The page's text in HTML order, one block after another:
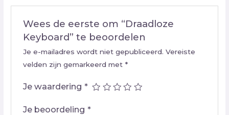
Wees de eerste om “Draadloze
Keyboard” te beoordelen
Je e-mailadres wordt niet gepubliceerd. Vereiste
velden zijn gemarkeerd met *
Je waardering *
Je beoordeling *